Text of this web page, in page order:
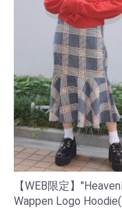
【WEB限定】
Wappen Logo